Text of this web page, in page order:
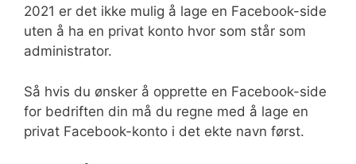
2021 er det ikke mulig å lage en Facebook-side
uten å ha en privat konto hvor som står som
administrator.
Så hvis du ønsker å opprette en Facebook-side
for bedriften din må du regne med å lage en
privat Facebook-konto i det ekte navn først.